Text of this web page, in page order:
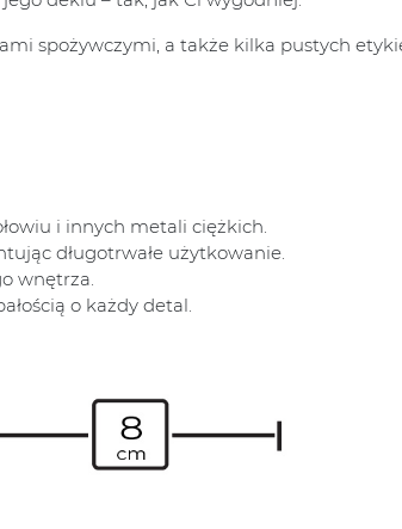
spożywczymi, a także kilka pustych
i innych metali ciężkich.
długotrwałe użytkowanie.
wnętrza.
o każdy detal.